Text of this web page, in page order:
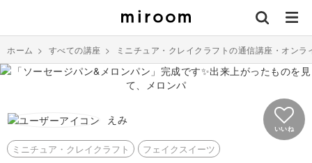
ホーム > すべての講座 > ミニチュア・クレイクラフトの通信講座・オンラ
えみ
いいね
ミニチュア・クレイクラフト フェイクスイーツ